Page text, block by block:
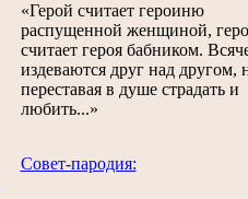
«Герой считает героиню
распущенной женщиной,
считает героя бабником.
издеваются друг над другом,
переставая в душе страдать и
любить...»
Cовет-пародия: